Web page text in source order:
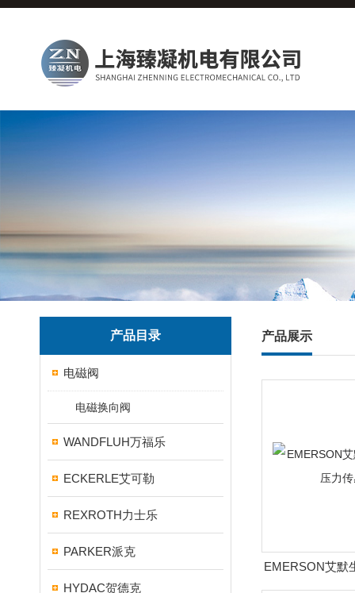
产品目录
电磁阀
电磁换向阀
WANDFLUH万福乐
ECKERLE艾可勒
REXROTH力士乐
PARKER派克
HYDAC贺德克
产品展示
EMERSON艾默
传